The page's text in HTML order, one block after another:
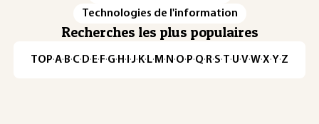
Technologies de l'information
Recherches les plus populaires
TOP·A·B·C· D· E· F·G· H · ·J· K· L· M · N ·O· P·Q· R·S·T·U·V·W·X·Y·Z